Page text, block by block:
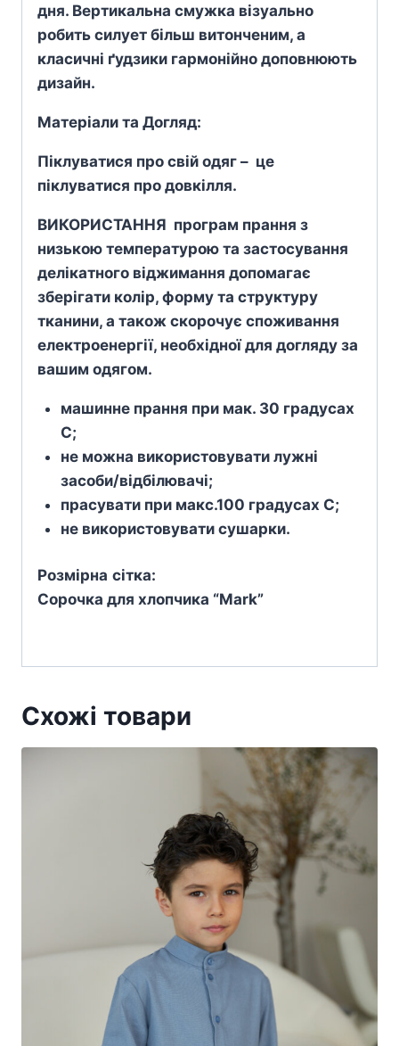
дня. Вертикальна смужка візуально
робить силует більш витонченим, а
класичні ґудзики гармонійно доповнюють
дизайн.
Матеріали та Догляд:
Піклуватися про свій одяг – це
піклуватися про довкілля.
ВИКОРИСТАННЯ програм прання з
низькою температурою та застосування
делікатного віджимання допомагає
зберігати колір, форму та структуру
тканини, а також скорочує споживання
електроенергії, необхідної для догляду за
вашим одягом.
машинне прання при мак. 30 градусах
С;
не можна використовувати лужні
засоби/відбілювачі;
прасувати при макс.100 градусах С;
не використовувати сушарки.
Розмірна сітка:
Сорочка для хлопчика “Mark”
Схожі товари